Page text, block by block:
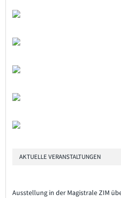
AKTUELLE VERANSTALTUNGEN
Ausstellung in der Magistrale ZIM